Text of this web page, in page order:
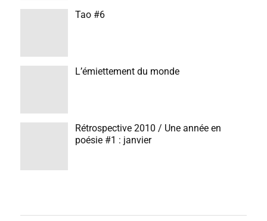
Tao #6
L’émiettement du monde
Rétrospective 2010 / Une année en
poésie #1 : janvier